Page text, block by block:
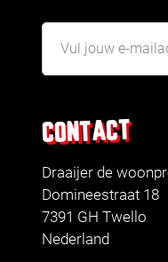
CONTACT
Draaijer de
Domineestraat 18
7391 GH Twello
Nederland